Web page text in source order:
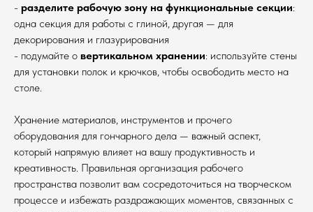
- разделите рабочую зону на функциональные секции:
одна секция для работы с глиной, другая — для
декорирования и глазурирования
- подумайте о вертикальном хранении: используйте стены
для установки полок и крючков, чтобы освободить место на
столе.
Хранение материалов, инструментов и прочего
оборудования для гончарного дела — важный аспект,
который напрямую влияет на вашу продуктивность и
креативность. Правильная организация рабочего
пространства позволит вам сосредоточиться на творческом
процессе и избежать раздражающих моментов, связанных с